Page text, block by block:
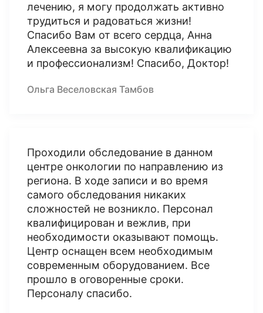
лечению, я могу продолжать активно
трудиться и радоваться жизни!
Спасибо Вам от всего сердца, Анна
Алексеевна за высокую квалификацию
и профессионализм! Спасибо, Доктор!
Ольга Веселовская Тамбов
Проходили обследование в данном
центре онкологии по направлению из
региона. В ходе записи и во время
самого обследования никаких
сложностей не возникло. Персонал
квалифицирован и вежлив, при
необходимости оказывают помощь.
Центр оснащен всем необходимым
современным оборудованием. Все
прошло в оговоренные сроки.
Персоналу спасибо.